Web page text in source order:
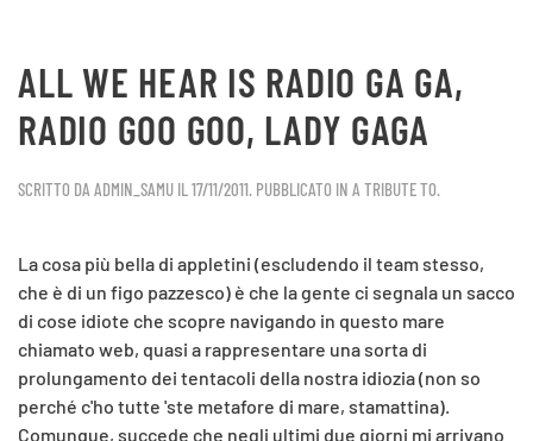
ALL WE HEAR IS RADIO GA GA,
RADIO GOO GOO, LADY GAGA
SCRITTO DA ADMIN_SAMU IL17/11/2011. PUBBLICATO IN A TRIBUTE TO.
La cosa più bella di appletini (escludendo il team stesso,
che è di un figo pazzesco) è che la gente ci segnala un sacco
di cose idiote che scopre navigando in questo mare
chiamato web, quasi a rappresentare una sorta di
prolungamento dei tentacoli della nostra idiozia (non so
perché c'ho tutte 'ste metafore di mare, stamattina).
Comunque, succede che negli ultimi due giorni mi arrivano